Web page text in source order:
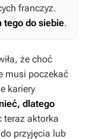
franczyz.
tego do siebie.
że choć
musi poczekać
kariery
dlatego
teraz aktorka
przyjęcia lub